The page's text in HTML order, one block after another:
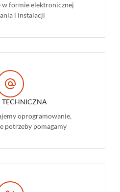
formie elektronicznej
i instalacji
TECHNICZNA
oprogramowanie,
potrzeby pomagamy